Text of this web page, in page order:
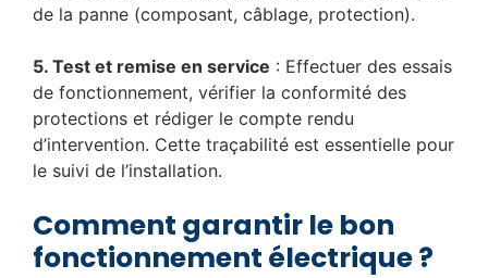
de la panne (composant, câblage, protection).
5. Test et remise en service : Effectuer des essais
de fonctionnement, vérifier la conformité des
protections et rédiger le compte rendu
d’intervention. Cette traçabilité est essentielle pour
le suivi de l’installation.
Comment garantir le bon
fonctionnement électrique ?